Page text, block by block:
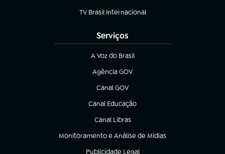
TV Brasil Internacional
(abre em nova aba)
Serviços
A Voz do Brasil
(abre em nova aba)
Agência GOV
(abre em nova aba)
Canal GOV
(abre em nova aba)
Canal Educação
(abre em nova aba)
Canal Libras
(abre em nova aba)
Monitoramento e Análise de Mídias
(abre em nova aba)
Publicidade Legal